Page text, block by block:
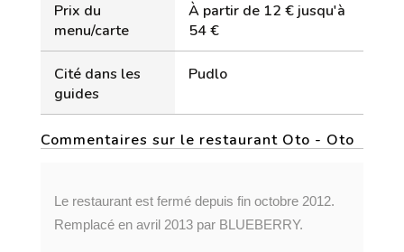
Prix du
menu/carte
À partir de 12 € jusqu'à
54 €
Cité dans les
guides
Pudlo
Commentaires sur le restaurant Oto - Oto
Le restaurant est fermé depuis fin octobre 2012.
Remplacé en avril 2013 par BLUEBERRY.